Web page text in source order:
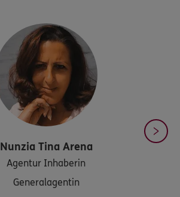
Nunzia Tina Arena
Agentur Inhaberin
Generalagentin